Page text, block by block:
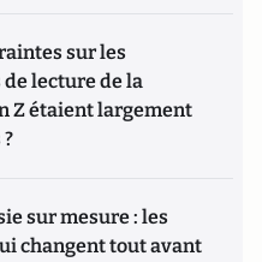
sur les
lecture de la
Z étaient largement
sur mesure : les
changent tout avant